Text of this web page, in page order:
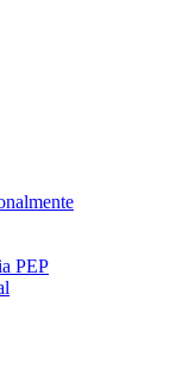
PEP